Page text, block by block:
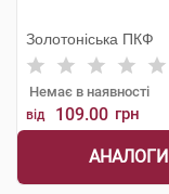
Золотоніська ПКФ
Немає в наявності
від 109.00 грн
АНАЛОГИ